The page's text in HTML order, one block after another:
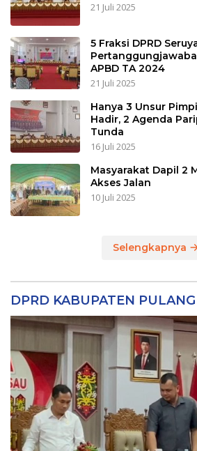
21 Juli 2025
5 Fraksi DPRD
APBD TA 2024
21 Juli 2025
Hanya 3 Unsur
Hadir, 2 Agenda
Tunda
16 Juli 2025
Masyarakat Dapil 2
Akses Jalan
10 Juli 2025
Selengkapnya
DPRD KABUPATEN